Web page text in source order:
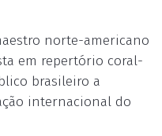
norte-americano
em repertório coral-
brasileiro a
internacional do